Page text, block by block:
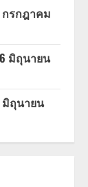
กรกฎาคม
มิถุนายน
มิถุนายน